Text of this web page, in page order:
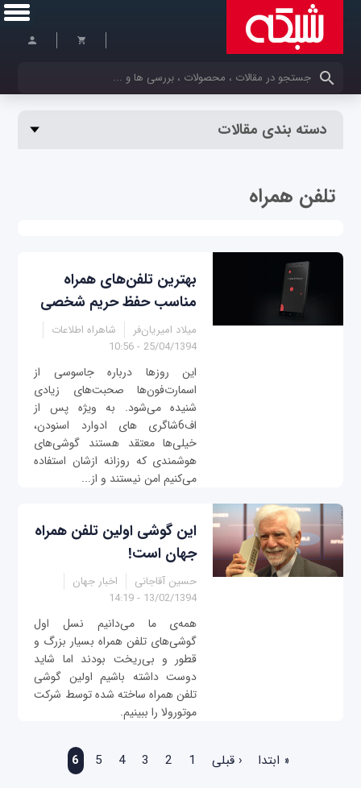
کلمات کلیدی خود را وارد کنید
دسته بندی مقالات
تلفن همراه
بهترین تلفن‌های همراه
مناسب حفظ حریم شخصی
میلاد امیریان‌فر
شاهراه اطلاعات
25/04/1394 - 10:56
این روزها درباره جاسوسی از
اسمارت‌فون‌ها صحبت‌های زیادی
شنیده می‌شود. به ویژه پس از
اف6شاگری های ادوارد اسنودن،
خیلی‌ها معتقد هستند گوشی‌های
هوشمندی که روزانه ازشان استفاده
می‌کنیم امن نیستند و از...
این گوشی اولین تلفن همراه
جهان است!
حسین آقاجانی
اخبار جهان
13/02/1394 - 14:19
همه‌ی ما می‌دانیم نسل اول
گوشی‌های تلفن همراه بسیار بزرگ و
قطور و بی‌ریخت بودند اما شاید
دوست داشته باشیم اولین گوشی
تلفن همراه ساخته شده توسط شرکت
موتورولا را ببینیم.
« ابتدا ‹ قبلی 1
2
3
4
5
6